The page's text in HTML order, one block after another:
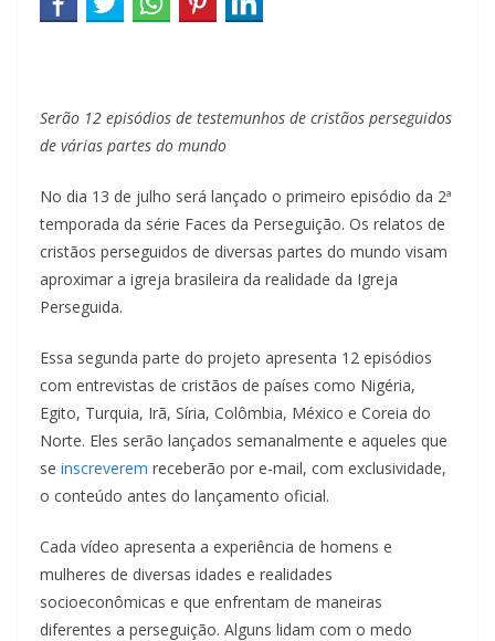
Serão 12 episódios de testemunhos de cristãos perseguidos
de várias partes do mundo
No dia 13 de julho será lançado o primeiro episódio da 2ª
temporada da série Faces da Perseguição. Os relatos de
cristãos perseguidos de diversas partes do mundo visam
aproximar a igreja brasileira da realidade da Igreja
Perseguida.
Essa segunda parte do projeto apresenta 12 episódios
com entrevistas de cristãos de países como Nigéria,
Egito, Turquia, Irã, Síria, Colômbia, México e Coreia do
Norte. Eles serão lançados semanalmente e aqueles que
se inscreverem receberão por e-mail, com exclusividade,
o conteúdo antes do lançamento oficial.
Cada vídeo apresenta a experiência de homens e
mulheres de diversas idades e realidades
socioeconômicas e que enfrentam de maneiras
diferentes a perseguição. Alguns lidam com o medo